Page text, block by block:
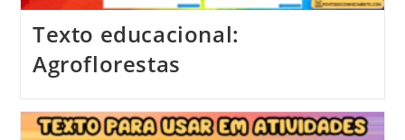
Texto educacional:
Agroflorestas